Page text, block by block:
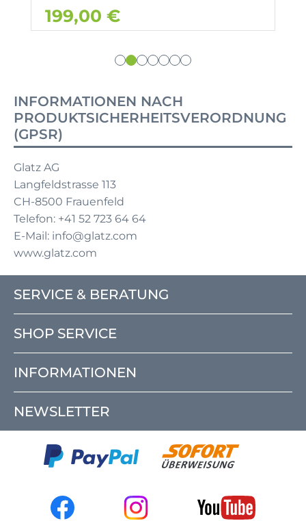
199,00 €
INFORMATIONEN NACH
PRODUKTSICHERHEITSVERORDNUNG
(GPSR)
Glatz AG
Langfeldstrasse 113
CH-8500 Frauenfeld
Telefon: +41 52 723 64 64
E-Mail: info@glatz.com
www.glatz.com
SERVICE & BERATUNG
SHOP SERVICE
INFORMATIONEN
NEWSLETTER